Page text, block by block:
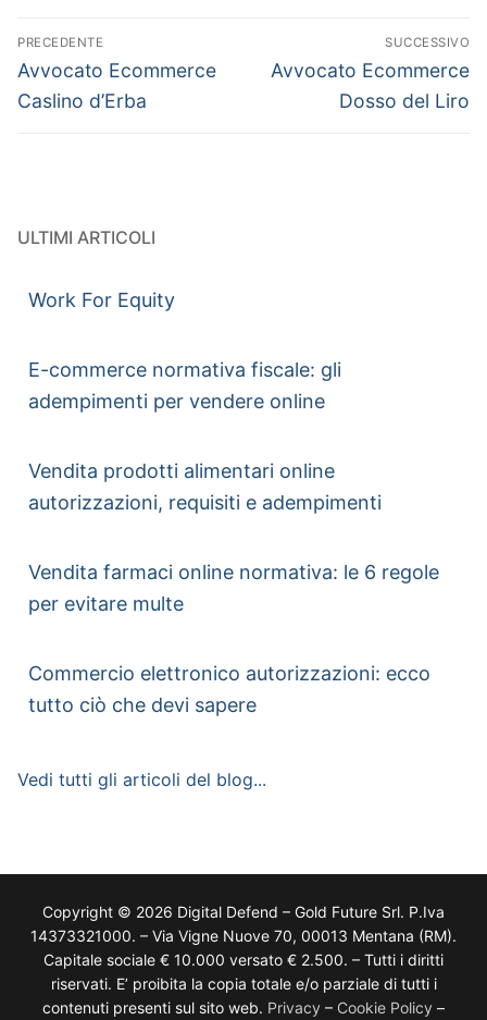
PRECEDENTE
Avvocato Ecommerce
Caslino d’Erba
SUCCESSIVO
Avvocato Ecommerce
Dosso del Liro
ULTIMI ARTICOLI
Work For Equity
E-commerce normativa fiscale: gli
adempimenti per vendere online
Vendita prodotti alimentari online
autorizzazioni, requisiti e adempimenti
Vendita farmaci online normativa: le 6 regole
per evitare multe
Commercio elettronico autorizzazioni: ecco
tutto ciò che devi sapere
Vedi tutti gli articoli del blog...
Copyright © 2026 Digital Defend – Gold Future Srl. P.Iva
14373321000. – Via Vigne Nuove 70, 00013 Mentana (RM).
Capitale sociale € 10.000 versato € 2.500. – Tutti i diritti
riservati. E’ proibita la copia totale e/o parziale di tutti i
contenuti presenti sul sito web. Privacy – Cookie Policy –